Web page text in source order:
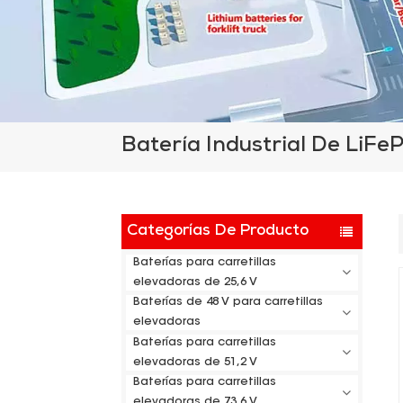
Batería Industrial De
Categorías De Producto
Baterías para carretillas
elevadoras de 25,6 V
Baterías de 48 V para carretillas
elevadoras
Baterías para carretillas
elevadoras de 51,2 V
Baterías para carretillas